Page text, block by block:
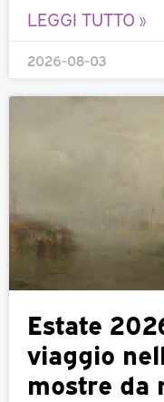
LEGGI TUTTO »
2026-08-03
Estate
viaggio
mostre da